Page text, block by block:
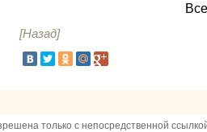
[Назад]
только с непосредственной